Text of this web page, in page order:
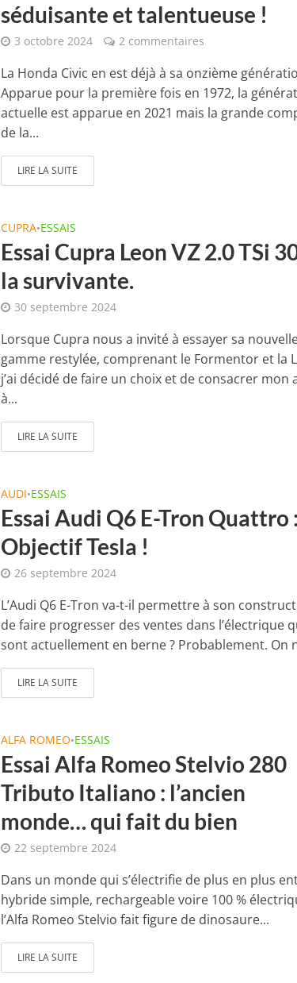
séduisante et talentueuse !
3 octobre 2024 2 commentaires
La Honda Civic en est déjà à sa onzième
Apparue pour la première fois en 1972, la
actuelle est apparue en 2021 mais la grande
de la...
LIRE LA SUITE
CUPRA•ESSAIS
Essai Cupra Leon VZ 2.0 TSi
la survivante.
30 septembre 2024
Lorsque Cupra nous a invité à essayer sa
gamme restylée, comprenant le Formentor et la
j’ai décidé de faire un choix et de consacrer mon
à...
LIRE LA SUITE
AUDI•ESSAIS
Essai Audi Q6 E-Tron Quattro :
Objectif Tesla !
26 septembre 2024
L’Audi Q6 E-Tron va-t-il permettre à son
de faire progresser des ventes dans l’électrique
sont actuellement en berne ? Probablement. On
LIRE LA SUITE
ALFA ROMEO•ESSAIS
Essai Alfa Romeo Stelvio 280
Tributo Italiano : l’ancien
monde… qui fait du bien
22 septembre 2024
Dans un monde qui s’électrifie de plus en plus
hybride simple, rechargeable voire 100 %
l’Alfa Romeo Stelvio fait figure de dinosaure...
LIRE LA SUITE